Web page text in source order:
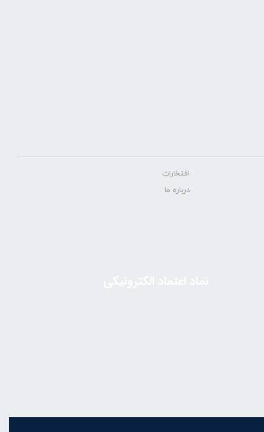
افتخارات
درباره ما